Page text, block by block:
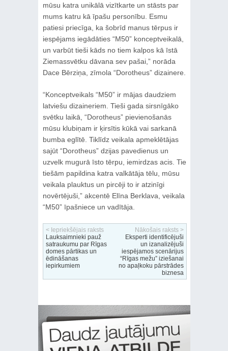
mūsu katra unikālā vizītkarte un stāsts par
mums katru kā īpašu personību. Esmu
patiesi priecīga, ka šobrīd manus tērpus ir
iespējams iegādāties “M50” konceptveikalā,
un varbūt tieši kāds no tiem kalpos kā īstā
Ziemassvētku dāvana sev pašai,” norāda
Dace Bērziņa, zīmola “Dorotheus” dizainere.
“Konceptveikals “M50” ir mājas daudziem
latviešu dizaineriem. Tieši gada sirsnīgāko
svētku laikā, “Dorotheus” pievienošanās
mūsu klubiņam ir ķirsītis kūkā vai sarkanā
bumba eglītē. Tiklīdz veikala apmeklētājas
sajūt “Dorotheus” dzijas pavedienus un
uzvelk mugurā īsto tērpu, iemirdzas acis. Tie
tiešām papildina katra valkātāja tēlu, mūsu
veikala plauktus un pircēji to ir atzinīgi
novērtējuši,” akcentē Elīna Berklava, veikala
“M50” īpašniece un vadītāja.
< Iepriekšējais raksts
Lauksaimnieki pauž
satraukumu par Rīgas
domes pārtikas un
ēdināšanas
iepirkumiem
Nākošais raksts >
Eksperti identificējuši
un izanalizējuši
iespējamos scenārijus
“Rīgas mežu” iziešanai
no apaļkoku pārstrādes
biznesa